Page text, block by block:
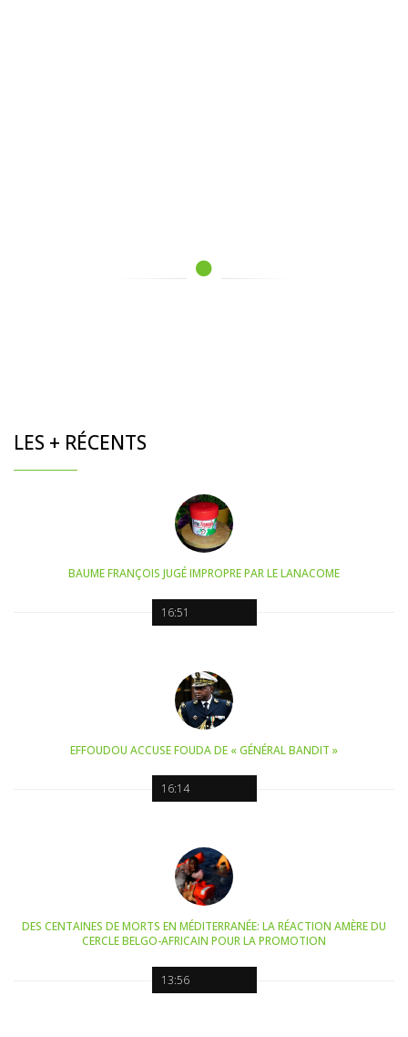
LES + RÉCENTS
16:51
BAUME FRANÇOIS JUGÉ IMPROPRE PAR LE LANACOME
16:14
EFFOUDOU ACCUSE FOUDA DE « GÉNÉRAL BANDIT »
13:56
DES CENTAINES DE MORTS EN MÉDITERRANÉE: LA RÉACTION AMÈRE DU
CERCLE BELGO-AFRICAIN POUR LA PROMOTION